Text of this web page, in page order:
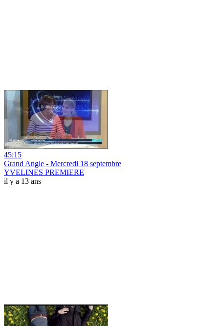
45:15
Grand Angle - Mercredi 18 septembre
YVELINES PREMIERE
il y a 13 ans